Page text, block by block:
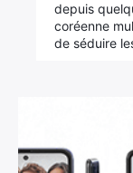
depuis
coréenne
de séduire